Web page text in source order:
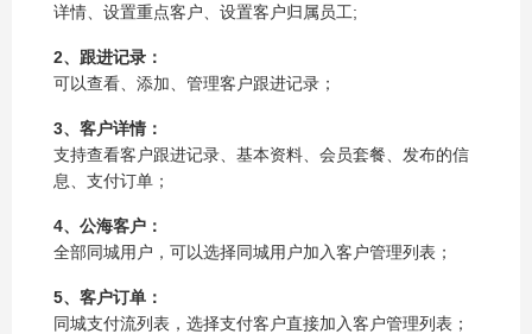
详情、设置重点客户、设置客户归属员工;
2、跟进记录：
可以查看、添加、管理客户跟进记录；
3、客户详情：
支持查看客户跟进记录、基本资料、会员套餐、发布的信
息、支付订单；
4、公海客户：
全部同城用户，可以选择同城用户加入客户管理列表；
5、客户订单：
同城支付流列表，选择支付客户直接加入客户管理列表；